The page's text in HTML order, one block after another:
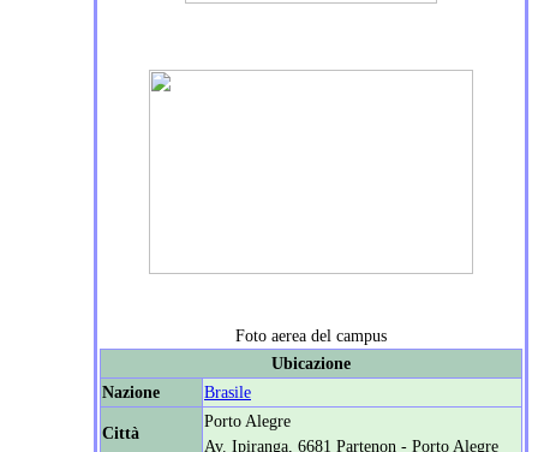
Foto aerea del campus
Ubicazione
Nazione
Brasile
Città
Porto Alegre
Av. Ipiranga, 6681 Partenon - Porto Alegre